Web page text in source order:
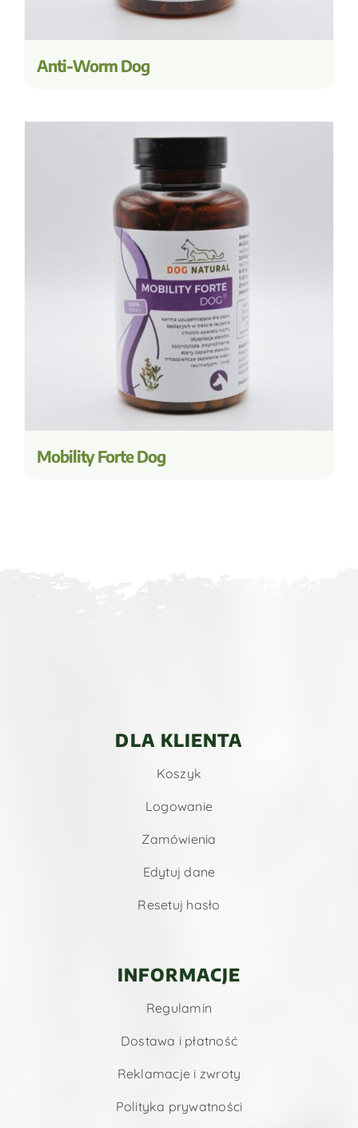
Anti-Worm Dog
Mobility Forte Dog
DLA KLIENTA
Koszyk
Logowanie
Zamówienia
Edytuj dane
Resetuj hasło
INFORMACJE
Regulamin
Dostawa i płatność
Reklamacje i zwroty
Polityka prywatności